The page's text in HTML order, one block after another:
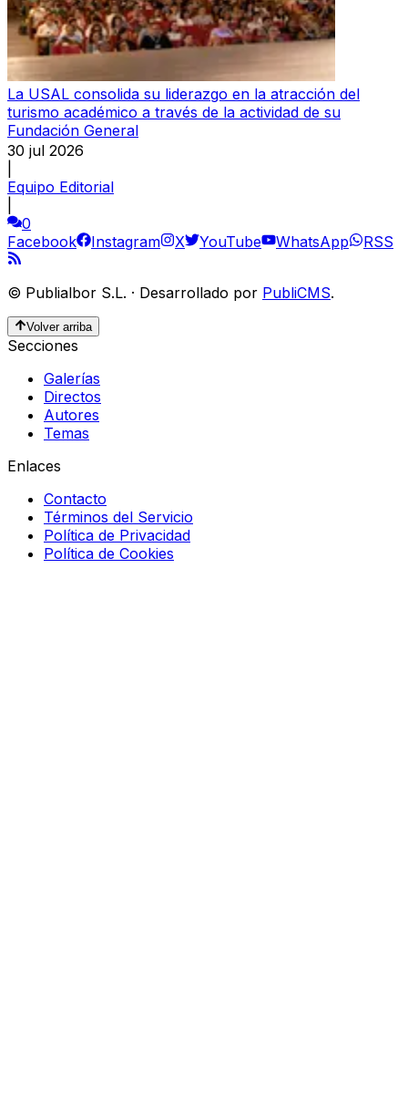
La USAL consolida su liderazgo en la atracción del
turismo académico a través de la actividad de su
Fundación General
30 jul 2026
Equipo Editorial
0
Facebook
Instagram X YouTube WhatsApp RSS
© Publialbor S.L. · Desarrollado por PubliCMS.
Volver arriba
Secciones
Galerías
Directos
Autores
Temas
Enlaces
Contacto
Términos del Servicio
Política de Privacidad
Política de Cookies